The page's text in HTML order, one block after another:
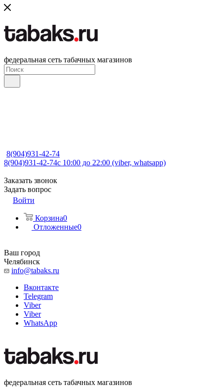
федеральная сеть табачных магазинов
8(904)931-42-74
8(904)931-42-74с 10:00 до 22:00 (viber, whatsapp)
Заказать звонок
Задать вопрос
Войти
Корзина0
Отложенные0
Ваш город
Челябинск
info@tabaks.ru
Вконтакте
Telegram
Viber
Viber
WhatsApp
федеральная сеть табачных магазинов